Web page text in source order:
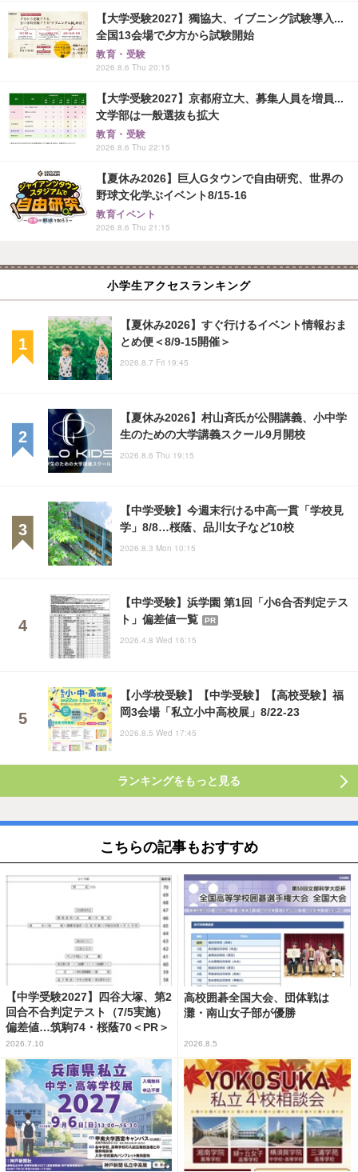
【大学受験2027】獨協大、イブニング試験導入...
全国13会場で夕方から試験開始
教育・受験
2026.8.6 Thu 20:15
【大学受験2027】京都府立大、募集人員を増員...
文学部は一般選抜も拡大
教育・受験
2026.8.6 Thu 22:15
【夏休み2026】巨人Gタウンで自由研究、世界の
野球文化学ぶイベント8/15-16
教育イベント
2026.8.6 Thu 21:15
小学生アクセスランキング
【夏休み2026】すぐ行けるイベント情報おま
とめ便＜8/9-15開催＞
2026.8.7 Fri 19:45
【夏休み2026】村山斉氏が公開講義、小中学
生のための大学講義スクール9月開校
2026.8.6 Thu 19:15
【中学受験】今週末行ける中高一貫「学校見
学」8/8…桜蔭、品川女子など10校
2026.8.3 Mon 10:15
【中学受験】浜学園 第1回「小6合否判定テス
ト」偏差値一覧
PR
2026.4.8 Wed 16:15
【小学校受験】【中学受験】【高校受験】福
岡3会場「私立小中高校展」8/22-23
2026.8.5 Wed 17:45
ランキングをもっと見る
こちらの記事もおすすめ
【中学受験2027】四谷大塚、第2
回合不合判定テスト（7/5実施）
偏差値…筑駒74・桜蔭70＜PR＞
2026.7.10
高校囲碁全国大会、団体戦は
灘・南山女子部が優勝
2026.8.5